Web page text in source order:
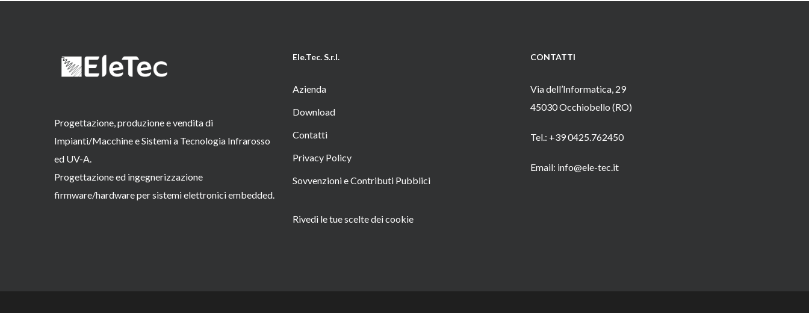
Progettazione, produzione e vendita di
Impianti/Macchine e Sistemi a Tecnologia Infrarosso
ed UV-A.
Progettazione ed ingegnerizzazione
firmware/hardware per sistemi elettronici embedded.
Ele.Tec. S.r.l.
Azienda
Download
Contatti
Privacy Policy
Sovvenzioni e Contributi Pubblici
Rivedi le tue scelte dei cookie
CONTATTI
Via dell’Informatica, 29
45030 Occhiobello (RO)
Tel.: +39 0425.762450
Email: info@ele-tec.it